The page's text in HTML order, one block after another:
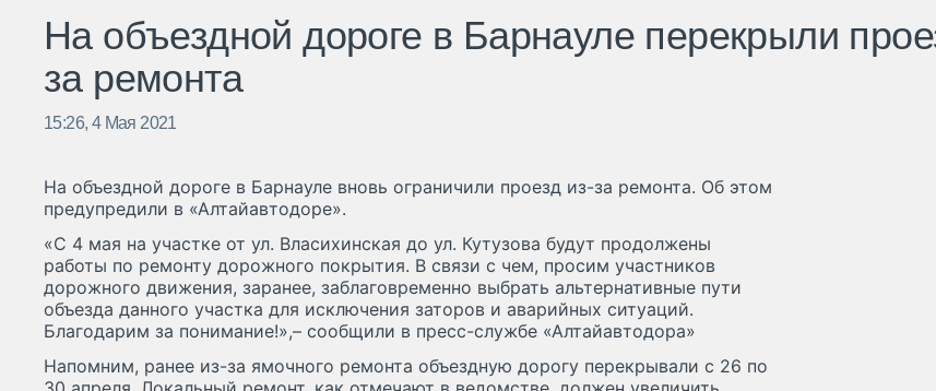
На объездной дороге в Барнауле перекрыли
за ремонта
15:26, 4 Мая 2021
На объездной дороге в Барнауле вновь ограничили проезд из-за ремонта. Об этом
предупредили в «Алтайавтодоре».
«С 4 мая на участке от ул. Власихинская до ул. Кутузова будут продолжены
работы по ремонту дорожного покрытия. В связи с чем, просим участников
дорожного движения, заранее, заблаговременно выбрать альтернативные пути
объезда данного участка для исключения заторов и аварийных ситуаций.
Благодарим за понимание!»,– сообщили в пресс-службе «Алтайавтодора»
Напомним, ранее из-за ямочного ремонта объездную дорогу перекрывали с 26 по